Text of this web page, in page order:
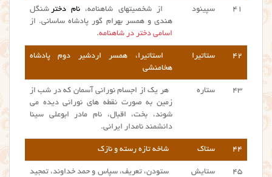
۴۱ سپینود از شخصیتهای شاهنامه، نام دختر شنگل
هندی و همسر بهرام گور پادشاه ساسانی. از
اسامی دختر در شاهنامه.
۴۲ ستاتیرا
استاتیرا، همسر اردشیر دوم پادشاه
هخامنشی
۴۳ ستاره
هر یک از اجسام نورانی آسمان که در شب از
زمین به صورت نقطه های نورانی دیده می
شوند، بخت، اقبال، نام مادر ابوعلی سینا
دانشمند نامدار ایرانی.
۴۴ ستاک شاخه تازه رسته و نازک
۴۵ ستایش
ستودن، تعریف، سپاس و حمد خداوند، تمجید